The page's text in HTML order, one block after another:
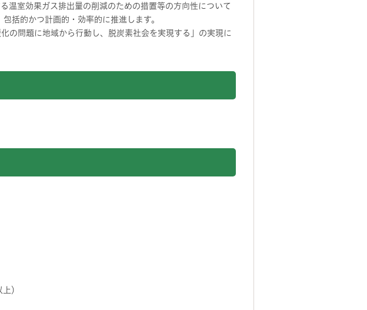
温室効果ガス排出量の削減のための措置等の方向性について
括的かつ計画的・効率的に推進します。
の問題に地域から行動し、脱炭素社会を実現する」の実現に
）